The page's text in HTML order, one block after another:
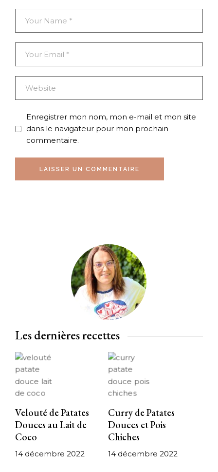
Enregistrer mon nom, mon e-mail et mon site
dans le navigateur pour mon prochain
commentaire.
LAISSER UN COMMENTAIRE
Les dernières recettes
Velouté de Patates
Douces au Lait de
Coco
14 décembre 2022
Curry de Patates
Douces et Pois
Chiches
14 décembre 2022